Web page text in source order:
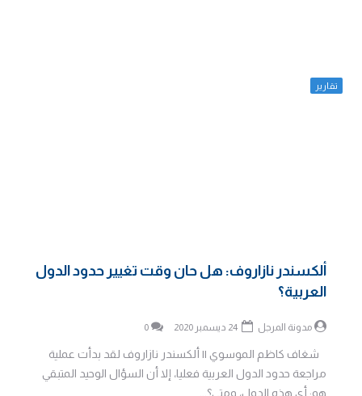
تقارير
ألكسندر نازاروف: هل حان وقت تغيير حدود الدول
العربية؟
مدونة المرجل 0
شغاف كاظم الموسوي || ألكسندر نازاروف لقد بدأت عملية
مراجعة حدود الدول العربية فعليا، إلا أن السؤال الوحيد المتبقي
هو: أي هذه الدول، ومتى؟...